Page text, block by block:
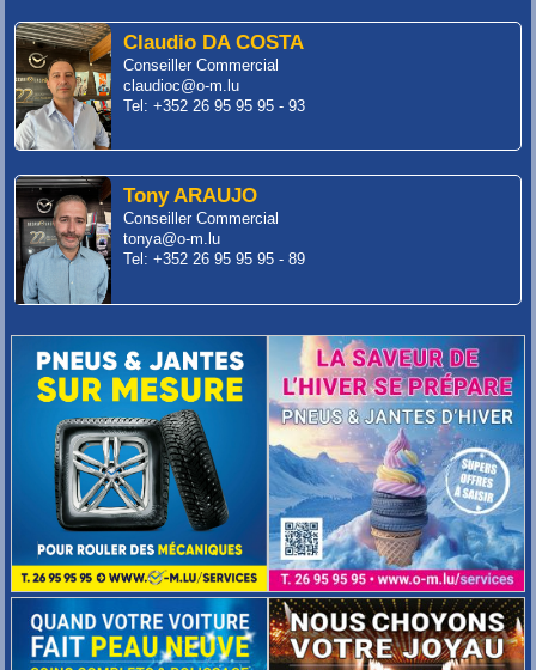
Claudio DA COSTA
Conseiller Commercial
claudioc@o-m.lu
Tel: +352 26 95 95 95 - 93
Tony ARAUJO
Conseiller Commercial
tonya@o-m.lu
Tel: +352 26 95 95 95 - 89